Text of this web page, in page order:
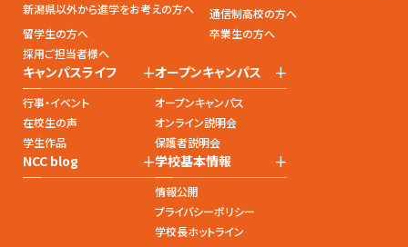
新潟県以外から進学をお考えの方へ
通信制高校の方へ
留学生の方へ
卒業生の方へ
採用ご担当者様へ
キャンパスライフ +
行事・イベント
在校生の声
学生作品
オープンキャンパス +
オープンキャンパス
オンライン説明会
保護者説明会
NCC blog +学校基本情報 +
情報公開
プライバシーポリシー
学校長ホットライン